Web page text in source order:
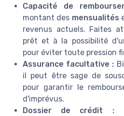
Capacité de
montant des mensualités
revenus actuels. Faites
prêt et à la possibilité
pour éviter toute pression
Assurance facultative :
il peut être sage de
pour garantir le
d'imprévus.
Dossier de crédit :